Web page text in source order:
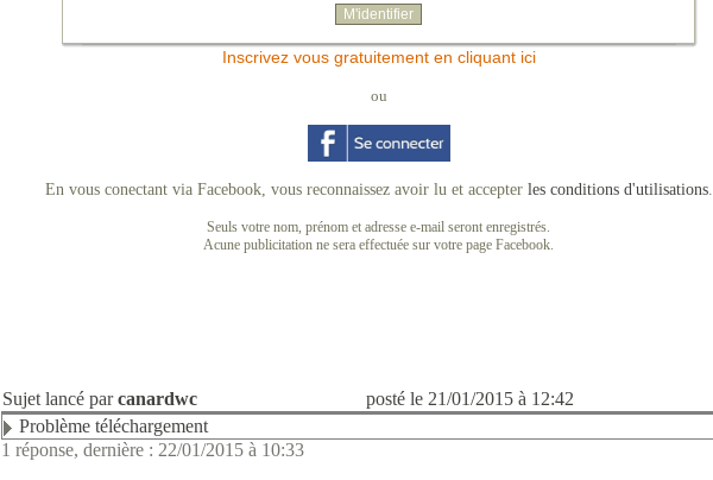
Inscrivez vous gratuitement en cliquant ici
ou
En vous conectant via Facebook, vous reconnaissez avoir lu et accepter les conditions d'utilisations.
Seuls votre nom, prénom et adresse e-mail seront enregistrés.
Acune publicitation ne sera effectuée sur votre page Facebook.
Sujet lancé parcanardwc
posté le 21/01/2015 à 12:42
Problème téléchargement
1 réponse, dernière : 22/01/2015 à 10:33